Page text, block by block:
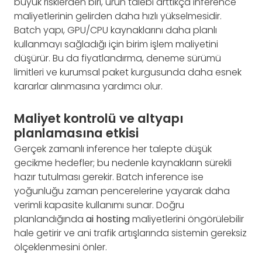
maliyetlerinin gelirden daha hızlı yükselmesidir.
Batch yapı, GPU/CPU kaynaklarını daha planlı
kullanmayı sağladığı için birim işlem maliyetini
düşürür. Bu da fiyatlandırma, deneme sürümü
limitleri ve kurumsal paket kurgusunda daha esnek
kararlar alınmasına yardımcı olur.
Maliyet kontrolü ve altyapı
planlamasına etkisi
Gerçek zamanlı inference her talepte düşük
gecikme hedefler; bu nedenle kaynakların sürekli
hazır tutulması gerekir. Batch inference ise
yoğunluğu zaman pencerelerine yayarak daha
verimli kapasite kullanımı sunar. Doğru
planlandığında ai hostingmaliyetlerini öngörülebilir
hale getirir ve ani trafik artışlarında sistemin gereksiz
ölçeklenmesini önler.